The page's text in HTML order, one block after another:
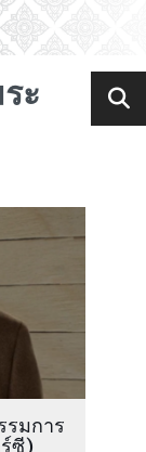
ะ
มการ
ซี)